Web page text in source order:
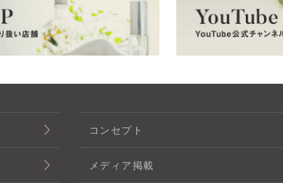
コンセプト
メディア掲載